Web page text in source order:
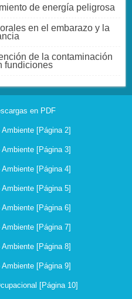
de energía peligrosa
en el embarazo y la
de la contaminación
fundiciones
en PDF
[Página 2]
[Página 3]
[Página 4]
[Página 5]
[Página 6]
[Página 7]
[Página 8]
[Página 9]
[Página 10]